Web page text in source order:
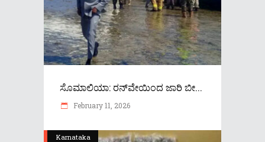
ಸೊಮಾಲಿಯಾ: ರನ್​​ವೇಯಿಂದ ಜಾರಿ ಬೀ...
February 11, 2026
Karnataka